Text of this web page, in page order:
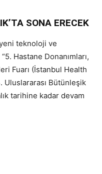
SONA ERECEK
teknoloji ve
Hastane Donanımları,
Fuarı (İstanbul Health
Uluslararası Bütünleşik
tarihine kadar devam